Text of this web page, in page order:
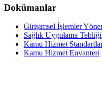
Dokümanlar
Girişimsel İşlemler
Sağlık Uygulama Tebliği
Kamu Hizmet
Kamu Hizmet Envanteri